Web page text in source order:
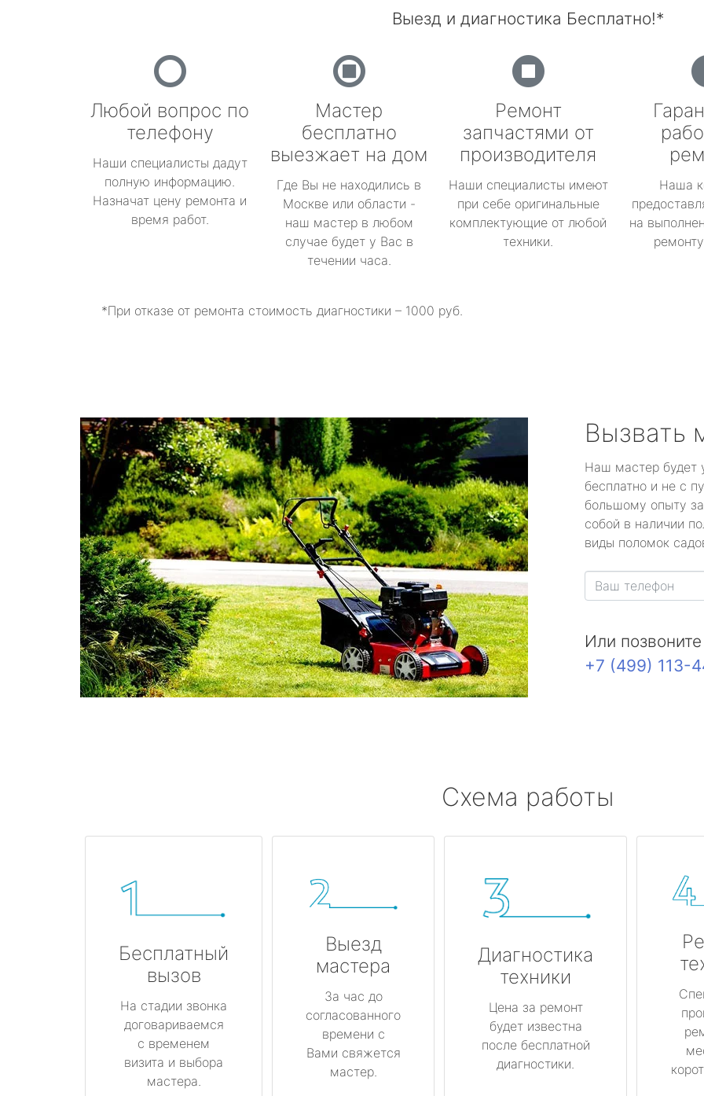
Выезд и диагностика Бесплатно!*
Любой вопрос по
телефону
Наши специалисты дадут
полную информацию.
Назначат цену ремонта и
время работ.
Мастер
бесплатно
выезжает на дом
Где Вы не находились в
Москве или области -
наш мастер в любом
случае будет у Вас в
течении часа.
Ремонт
запчастями от
производителя
Наши специалисты имеют
при себе оригинальные
комплектующие от любой
техники.
Наша
на
*При отказе от ремонта стоимость диагностики – 1000 руб.
Вызвать
Наш мастер будет
бесплатно и не с
большому опыту
собой в наличии
виды поломок
Или
+7 (499) 113-
Схема работы
Бесплатный
вызов
На стадии звонка
договариваемся
с временем
визита и выбора
мастера.
Выезд
мастера
За час до
согласованного
времени с
Вами свяжется
мастер.
Диагностика
техники
Цена за ремонт
будет известна
после бесплатной
диагностики.